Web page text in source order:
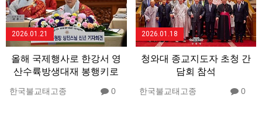
2026.01.21
올해 국제행사로 한강서 영
산수륙방생대재 봉행키로
한국불교태고종 0
2026.01.18
청와대 종교지도자 초청 간
담회 참석
한국불교태고종 0